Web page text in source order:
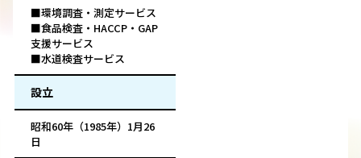
■環境調査・測定サービス
■食品検査・HACCP・GAP
支援サービス
■水道検査サービス
設立
昭和60年（1985年）1月26
日